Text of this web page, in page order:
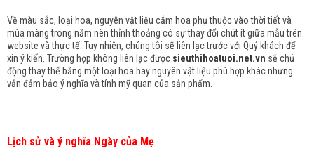
Về màu sắc, loại hoa, nguyên vật liệu cắm hoa phụ thuộc vào thời tiết và
mùa màng trong năm nên thỉnh thoảng có sự thay đổi chút ít giữa mẫu trên
website và thực tế. Tuy nhiên, chúng tôi sẽ liên lạc trước với Quý khách để
xin ý kiến. Trường hợp không liên lạc được sieuthihoatuoi.net.vn sẽ chủ
động thay thế bằng một loại hoa hay nguyên vật liệu phù hợp khác nhưng
vẫn đảm bảo ý nghĩa và tính mỹ quan của sản phẩm.
Lịch sử và ý nghĩa Ngày của Mẹ